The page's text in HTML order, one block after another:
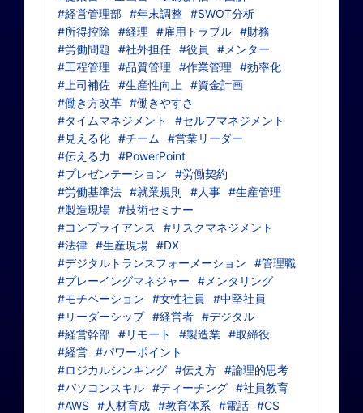
#経営管理部 #年末調整 #SWOT分析
#所得控除
#経理 #雇用トラブル #財務
#労働問題
#社外担任 #役員
#メンター
#工程管理
#品質管理 #作業管理
#効率化
#上司補佐 #生産性向上
#資金計画
#働き方改革 #働きやすさ
#タイムマネジメント
#セルフマネジメント
#見える化 #チーム
#営業リーダー
#伝える力
#PowerPoint
#プレゼンテーション
#労働契約
#労働基準法 #就業規則 #人事 #生産管理
#製造現場 #技術セミナー
#コンプライアンス
#リスクマネジメント
#法律 #生産現場 #DX
#デジタルトランスフォーメーション
#管理職
#プレーイングマネジャー
#メンタリング
#モチベーション
#女性社員
#中堅社員
#リーダーシップ #経営者 #デジタル
#経営幹部 #リモート #製造業 #取締役
#経営 #パワーポイント
#ロジカルシンキング #伝え方 #論理的思考
#パソコンスキル #ティーチング #社員教育
#AWS
#人材育成 #教育体系 #電話 #CS